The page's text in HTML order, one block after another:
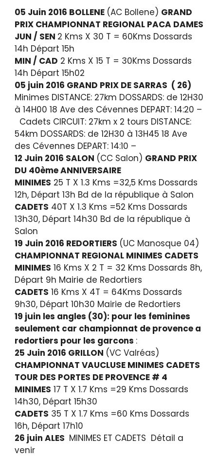
05 Juin 2016 BOLLENE (AC Bollene) GRAND
PRIX CHAMPIONNAT REGIONAL PACA DAMES
JUN / SEN 2 Kms X 30 T = 60Kms Dossards
14h Départ 15h
MIN / CAD 2 Kms X 15 T = 30Kms Dossards
14h Départ 15h02
05 juin 2016 GRAND PRIX DE SARRAS ( 26)
Minimes DISTANCE: 27km DOSSARDS: de 12H30
à 14H00 18 Ave des Cévennes DEPART: 14:20 –
Cadets CIRCUIT: 27km x 2 tours DISTANCE:
54km DOSSARDS: de 12H30 à 13H45 18 Ave
des Cévennes DEPART: 14:10 –
12 Juin 2016 SALON (CC Salon) GRAND PRIX
DU 40ème ANNIVERSAIRE
MINIMES 25 T X 1.3 Kms =32,5 Kms Dossards
12h, Départ 13h Bd de la république à Salon
CADETS 40T X 1.3 Kms =52 Kms Dossards
13h30, Départ 14h30 Bd de la république à
Salon
19 Juin 2016 REDORTIERS (UC Manosque 04)
CHAMPIONNAT REGIONAL MINIMES CADETS
MINIMES 16 Kms X 2 T = 32 Kms Dossards 8h,
Départ 9h Mairie de Redortiers
CADETS 16 Kms X 4T = 64Kms Dossards
9h30, Départ 10h30 Mairie de Redortiers
19 juin les angles (30): pour les feminines
seulement car championnat de provence a
redortiers pour les garcons :
25 Juin 2016 GRILLON (VC Valréas)
CHAMPIONNAT VAUCLUSE MINIMES CADETS
TOUR DES PORTES DE PROVENCE # 4
MINIMES 17 T X 1.7 Kms =29 Kms Dossards
14h30, Départ 15h30
CADETS 35 T X 1.7 Kms =60 Kms Dossards
16h, Départ 17h10
26 juin ALES MINIMES ET CADETS Détail a
venir